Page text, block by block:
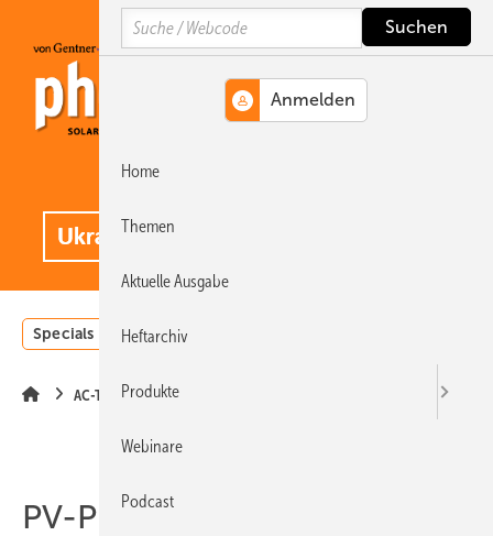
Hauptinhalt
Hauptmenü
SiteSearch
Specials Einstrahlungsatlas
AC-Technik
PV-Profi des Monats:
Search
Home
Themen
Aktuelle Ausgabe
Heftarchiv
Produkte
Webinare
Podcast